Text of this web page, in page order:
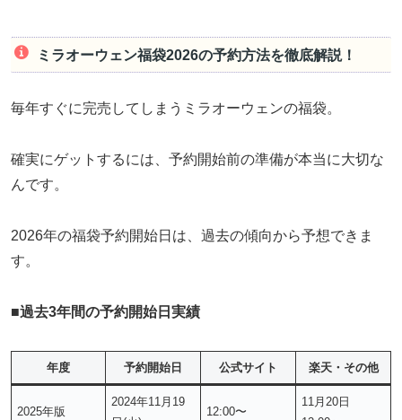
ミラオーウェン福袋2026の予約方法を徹底解説！
毎年すぐに完売してしまうミラオーウェンの福袋。
確実にゲットするには、予約開始前の準備が本当に大切な
んです。
2026年の福袋予約開始日は、過去の傾向から予想できま
す。
■過去3年間の予約開始日実績
年度 予約開始日 公式サイト 楽天・その他
2025年版
2024年11月19
12:00〜
11月20日